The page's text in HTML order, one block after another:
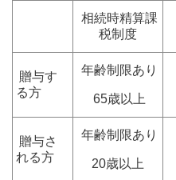
相続時精算課
税制度
贈与す
る方
年齢制限あり
65歳以上
贈与さ
れる方
年齢制限あり
20歳以上